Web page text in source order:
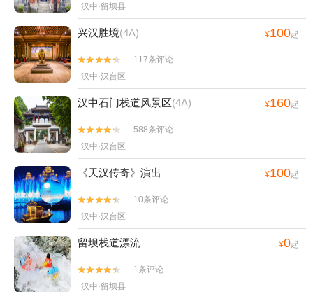
汉中·留坝县
兴汉胜境(4A) ¥100起


117条评论
汉中·汉台区
汉中石门栈道风景区(4A) ¥160起


588条评论
汉中·汉台区
《天汉传奇》演出 ¥100起


10条评论
汉中·汉台区
留坝栈道漂流 ¥0起


1条评论
汉中·留坝县